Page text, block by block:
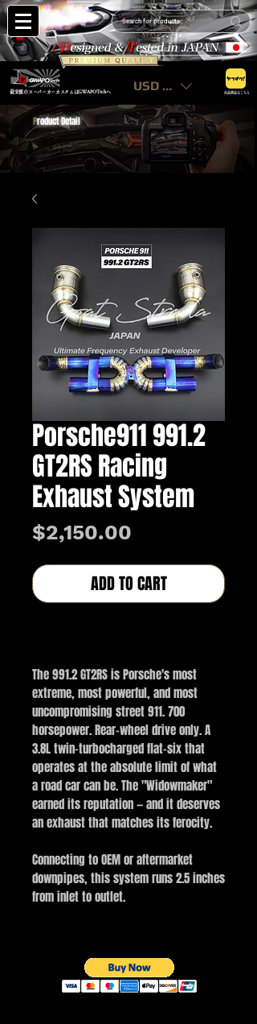
最安値のスーパーカーカスタムはGWAPOTechへ USD ($) 出品商品はこちら
Product Detail
Porsche911 991.2
GT2RS Racing
Exhaust System
$2,150.00
ADD TO CART
The 991.2 GT2RS is Porsche's most
extreme, most powerful, and most
uncompromising street 911. 700
horsepower. Rear-wheel drive only. A
3.8L twin-turbocharged flat-six that
operates at the absolute limit of what
a road car can be. The "Widowmaker"
earned its reputation — and it deserves
an exhaust that matches its ferocity.
Connecting to OEM or aftermarket
downpipes, this system runs 2.5 inches
from inlet to outlet.